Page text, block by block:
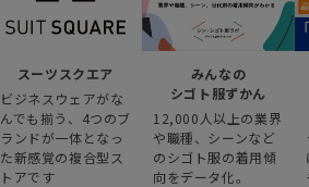
スーツスクエア
ビジネスウェアがな
んでも揃う、4つのブ
ランドが一体となっ
た新感覚の複合型ス
トアです
みんなの
シゴト服ずかん
12,000人以上の業界
や職種、シーンなど
のシゴト服の着用傾
向をデータ化。